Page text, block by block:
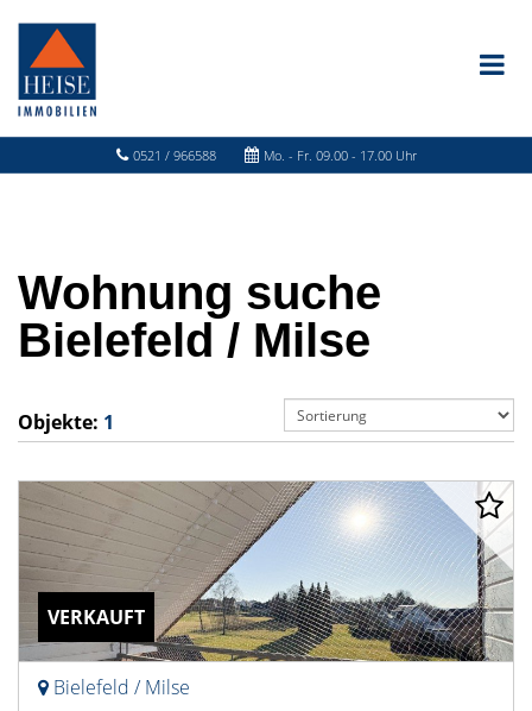
0521 / 966588 Mo. - Fr. 09.00 - 17.00 Uhr
Wohnung suche
Bielefeld / Milse
Objekte: 1
VERKAUFT
Bielefeld / Milse